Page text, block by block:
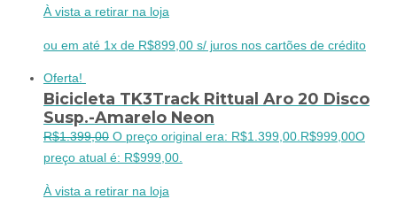
À vista a retirar na loja
ou em até 1x de R$899,00 s/ juros nos cartões de crédito
Oferta!
Bicicleta TK3Track Rittual Aro 20 Disco
Susp.-Amarelo Neon
R$1.399,00 O preço original era: R$1.399,00. R$999,00O
preço atual é: R$999,00.
À vista a retirar na loja